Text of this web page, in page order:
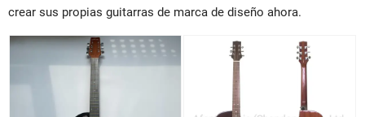
crear sus propias guitarras de marca de diseño ahora.